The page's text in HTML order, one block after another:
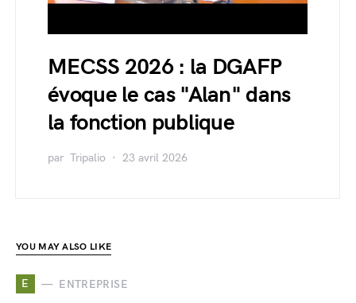
MECSS 2026 : la DGAFP
évoque le cas "Alan" dans
la fonction publique
par Tripalio 23 avril 2026
YOU MAY ALSO LIKE
E ENTREPRISE